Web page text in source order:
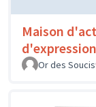
Maison
Or des Soucis